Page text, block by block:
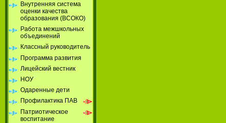
Внутренняя система
оценки качества
образования (ВСОКО)
Работа межшкольных
объединений
Классный руководитель
Программа развития
Лицейский вестник
НОУ
Одаренные дети
Профилактика ПАВ
Патриотическое
воспитание